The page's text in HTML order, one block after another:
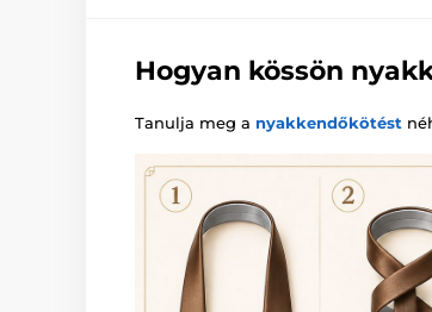
Hogyan kössön
Tanulja meg a nyakkendőkötést